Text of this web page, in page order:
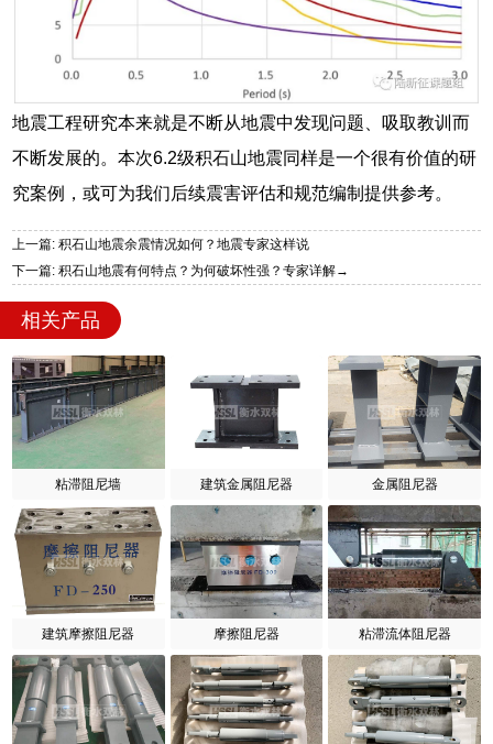
地震工程研究本来就是不断从地震中发现问题、吸取教训而
不断发展的。本次6.2级积石山地震同样是一个很有价值的研
究案例，或可为我们后续震害评估和规范编制提供参考。
上一篇: 积石山地震余震情况如何？地震专家这样说
下一篇: 积石山地震有何特点？为何破坏性强？专家详解→
相关产品
粘滞阻尼墙 建筑金属阻尼器 金属阻尼器
建筑摩擦阻尼器 摩擦阻尼器 粘滞流体阻尼器